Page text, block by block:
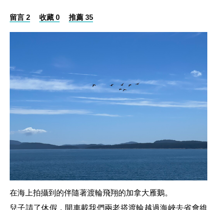
留言 2 收藏 0 推薦 35
在海上拍攝到的伴隨著渡輪飛翔的加拿大雁鵝。
兒子請了休假，開車載我們兩老搭渡輪越過海峽去省會維